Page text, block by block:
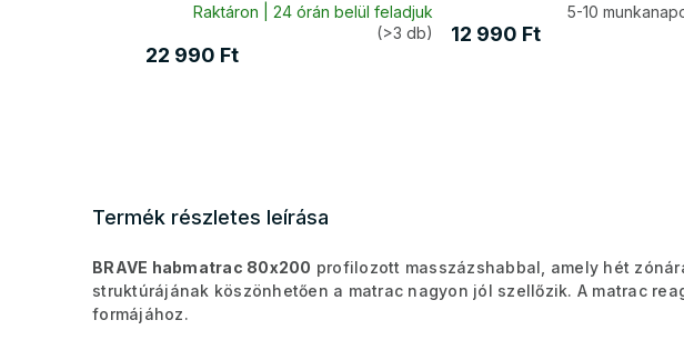
Raktáron | 24 órán belül feladjuk
(>3 db)
22 990 Ft
5-10
12 990 Ft
Termék részletes leírása
BRAVE habmatrac 80x200 profilozott masszázshabbal, amely hét
struktúrájának köszönhetően a matrac nagyon jól szellőzik. A matrac
formájához.